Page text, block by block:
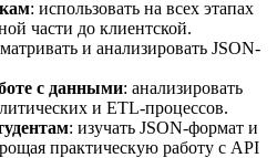
: использовать на всех этапах
части до клиентской.
и анализировать JSON-
с данными: анализировать
и ETL-процессов.
: изучать JSON-формат и
практическую работу с API